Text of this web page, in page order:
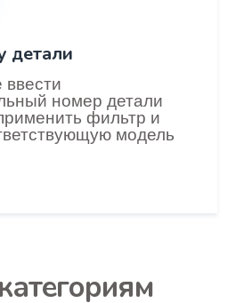
детали
номер детали
фильтр и
модель